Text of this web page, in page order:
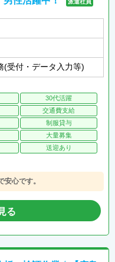
(受付・データ入力等)
30代活躍
交通費支給
制服貸与
大量募集
送迎あり
心です。
る